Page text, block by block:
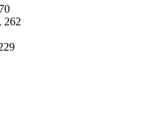
262